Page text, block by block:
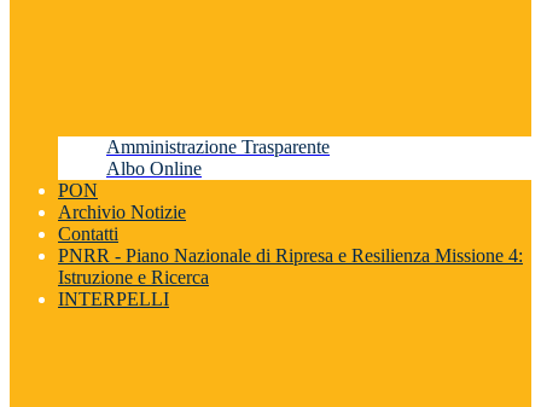
Amministrazione Trasparente
Albo Online
PON
Archivio Notizie
Contatti
PNRR - Piano Nazionale di Ripresa e Resilienza Missione 4:
Istruzione e Ricerca
INTERPELLI